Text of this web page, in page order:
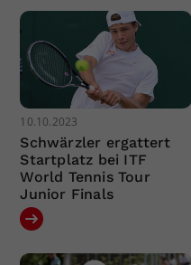
10.10.2023
Schwärzler ergattert
Startplatz bei ITF
World Tennis Tour
Junior Finals